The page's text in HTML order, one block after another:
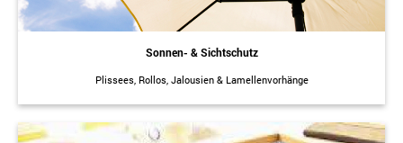
Sonnen- & Sichtschutz
Plissees, Rollos, Jalousien & Lamellenvorhänge